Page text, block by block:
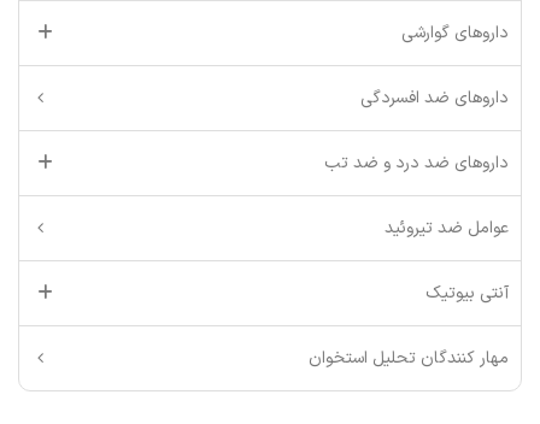
داروهای گوارشی
داروهای ضد افسردگی
داروهای ضد درد و ضد تب
عوامل ضد تیروئید
آنتی بیوتیک
مهار کنندگان تحلیل استخوان